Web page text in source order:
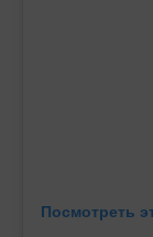
Посмотреть